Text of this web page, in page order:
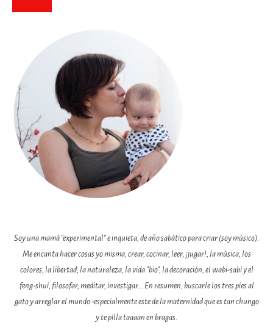
Soy una mamá "experimental" e inquieta, de año sabático para criar (soy músico).
Me encanta hacer cosas yo misma, crear, cocinar, leer, ¡jugar!, la música, los
colores, la libertad, la naturaleza, la vida "bio", la decoración, el wabi-sabi y el
feng-shui, filosofar, meditar, investigar... En resumen, buscarle los tres pies al
gato y arreglar el mundo -especialmente este de la maternidad que es tan chungo
y te pilla taaaan en bragas.